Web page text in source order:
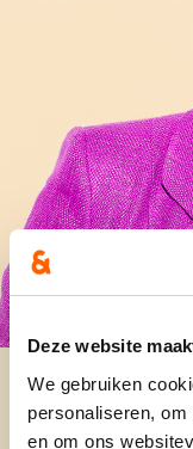
Deze website
We gebruiken
personaliseren,
en om ons